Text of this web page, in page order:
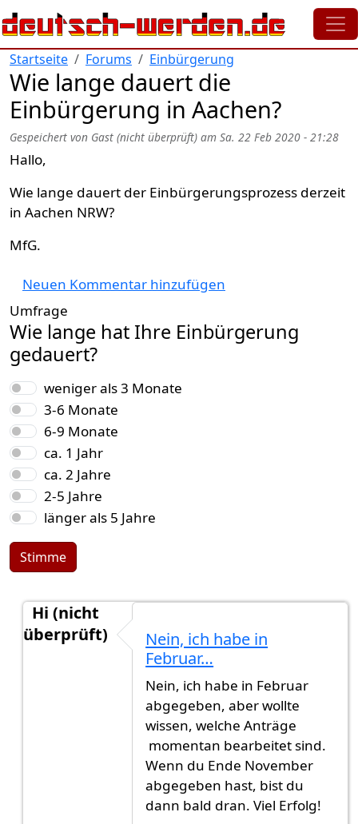
Direkt zum Inhalt
Startseite Forums Einbürgerung
Wie lange dauert die
Einbürgerung in Aachen?
Gespeichert von Gast (nicht überprüft) am Sa. 22 Feb 2020 - 21:28
Hallo,
Wie lange dauert der Einbürgerungsprozess derzeit
in Aachen NRW?
MfG.
Neuen Kommentar hinzufügen
Umfrage
Wie lange hat Ihre Einbürgerung
gedauert?
Auswahlmöglichkeiten
weniger als 3 Monate
3-6 Monate
6-9 Monate
ca. 1 Jahr
ca. 2 Jahre
2-5 Jahre
länger als 5 Jahre
Stimme
Hi (nicht
überprüft)
Am 24 NovembervonAmr (nicht
Nein, ich habe in
Februar…
Nein, ich habe in Februar
abgegeben, aber wollte
wissen, welche Anträge
momentan bearbeitet sind.
Wenn du Ende November
abgegeben hast, bist du
dann bald dran. Viel Erfolg!